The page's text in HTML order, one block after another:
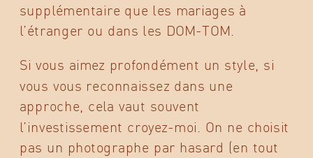
supplémentaire que les mariages à
l’étranger ou dans les DOM-TOM.
Si vous aimez profondément un style, si
vous vous reconnaissez dans une
approche, cela vaut souvent
l’investissement croyez-moi. On ne choisit
pas un photographe par hasard (en tout